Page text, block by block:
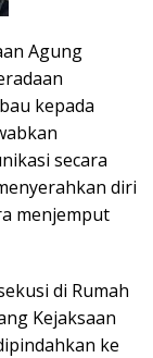
Agung
kepada
secara
diri
menjemput
di Rumah
Kejaksaan
ke